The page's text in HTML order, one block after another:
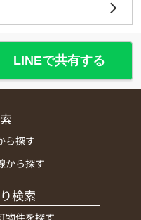
LINEで共有する
ら探す
から探す
検索